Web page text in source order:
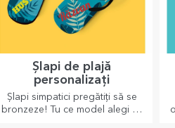
Căni emailate
personalizate
ocazia de a le personaliza și să
le iei și cu tine oriunde, pentru
că cele emailate nu se sparg.